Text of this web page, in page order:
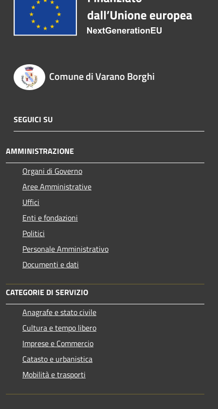
Comune di Varano Borghi
SEGUICI SU
AMMINISTRAZIONE
Organi di Governo
Aree Amministrative
Uffici
Enti e fondazioni
Politici
Personale Amministrativo
Documenti e dati
CATEGORIE DI SERVIZIO
Anagrafe e stato civile
Cultura e tempo libero
Imprese e Commercio
Catasto e urbanistica
Mobilità e trasporti